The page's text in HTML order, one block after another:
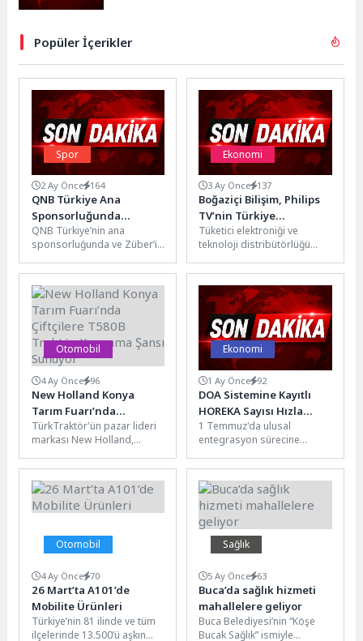
Popüler İçerikler
Spor
2 Ay Önce 164
QNB Türkiye Ana
Sponsorluğunda
Düzenlenen Tennis
Istanbul Open 2026 İş
Dünyasını Kortlarda
QNB Türkiye’nin ana
sponsorluğunda ve Züber’in
düzenlenen Tennis Istanbul
Open 2026, iş dünyasının
önde...
Ekonomi
3 Ay Önce 137
Boğaziçi Bilişim, Philips
TV’nin Türkiye
Yolculuğunda Daha
Güçlü Rol Üstleniyor
Tüketici elektroniği ve
teknoloji distribütörlüğü
Boğaziçi Bilişim ve Dağıtım
A.Ş., TP Vision...
Otomobil
4 Ay Önce 96
New Holland Konya
Tarım Fuarı’nda
Çiftçilere T580B Traktör
Kazanma Şansı Sunuyor
TürkTraktör'ün pazar lideri
markası New Holland,
ekipmanları ve hassas tarım
teknolojilerinden oluşan...
Ekonomi
1 Ay Önce 92
DOA Sistemine Kayıtlı
HOREKA Sayısı Hızla
Artıyor
1 Temmuz'da ulusal
entegrasyon sürecine
Ambalajlar (DOA)
Sisteminde HOREKA (otel,
restoran ve...
Otomobil
4 Ay Önce 70
26 Mart’ta A101’de
Mobilite Ürünleri
Türkiye’nin 81 ilinde ve tüm
ilçelerinde 13.500’ü aşkın
Sağlık
5 Ay Önce 63
Buca’da sağlık hizmeti
mahallelere geliyor
Buca Belediyesi’nin “Köşe
Bucak Sağlık” ismiyle